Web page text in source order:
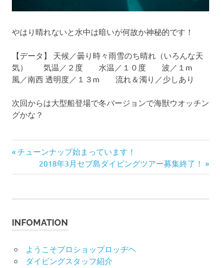
やはり晴れないと水中は暗いが何故か神秘的です！
【データ】 天候／曇り時々雨雪のち晴れ（いろんな天
気） 気温／２度 水温／１０度 波／１m
風／南西 透明度／１３m 流れ＆濁り／少しあり
次回からは大型船登場で冬バージョンで海獣ウオッチン
グかな？
投
稿
ビ
ー
前
記
チューンナップ始まっています！
次
の
2018年3月セブ島ダイビングツアー募集終了！
INFOMATION
ようこそプロショップロッヂヘ
ダイビングスタッフ紹介